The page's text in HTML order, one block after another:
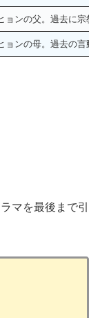
ョンの父。過去に宗教
ョンの母。過去の言動
マを最後まで引